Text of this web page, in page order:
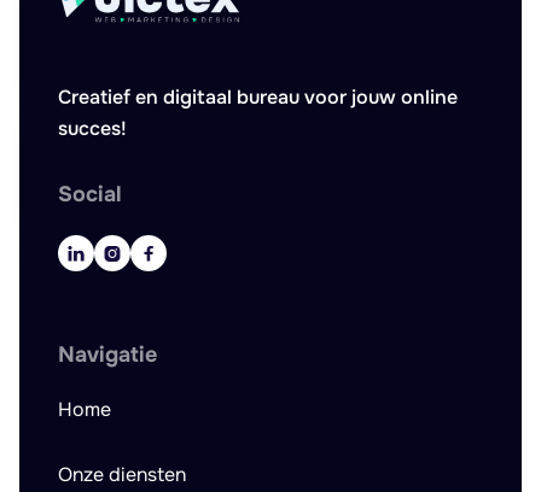
Creatief en digitaal bureau voor jouw online
succes!
Social
  
Navigatie
Home
Onze diensten